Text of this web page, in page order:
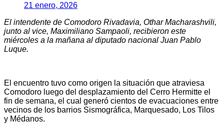
21 enero, 2026
El intendente de Comodoro Rivadavia, Othar Macharashvili,
junto al vice, Maximiliano Sampaoli, recibieron este
miércoles a la mañana al diputado nacional Juan Pablo
Luque.
El encuentro tuvo como origen la situación que atraviesa
Comodoro luego del desplazamiento del Cerro Hermitte el
fin de semana, el cual generó cientos de evacuaciones entre
vecinos de los barrios Sismográfica, Marquesado, Los Tilos
y Médanos.